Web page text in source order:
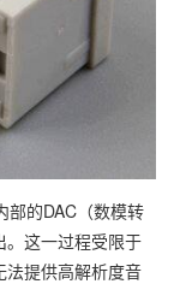
部的DAC（数模转
。这一过程受限于
法提供高解析度音